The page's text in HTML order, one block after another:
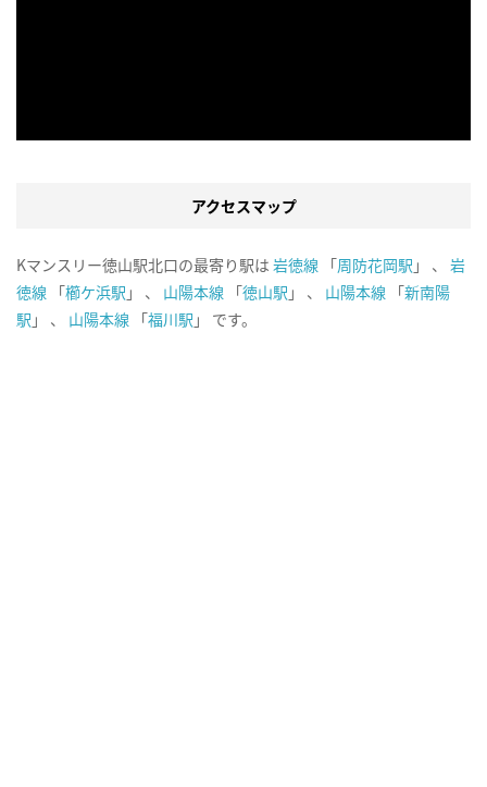
アクセスマップ
Kマンスリー徳山駅北口の最寄り駅は 岩徳線 「周防花岡駅 」 、 岩
徳線 「櫛ケ浜駅 」 、 山陽本線 「徳山駅 」 、 山陽本線 「新南陽
駅 」 、 山陽本線 「福川駅 」 です。